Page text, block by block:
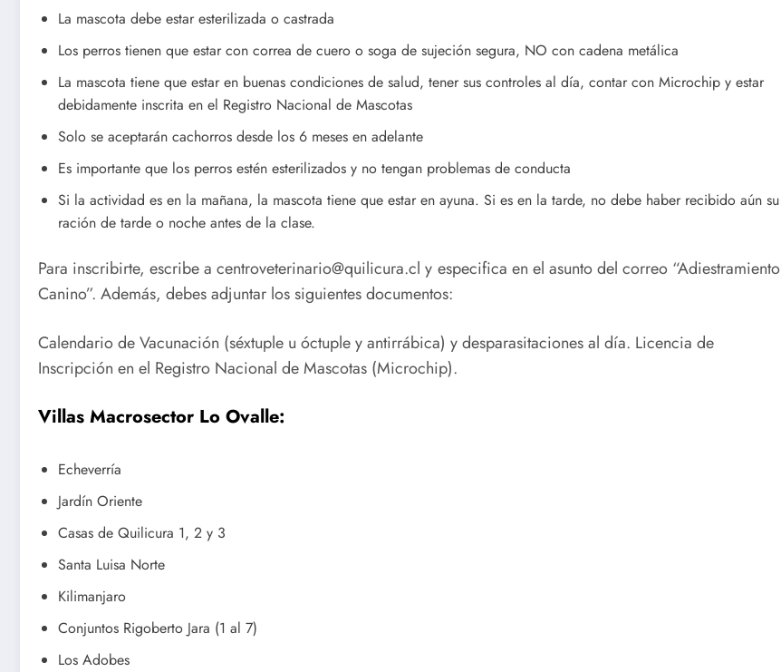
La mascota debe estar esterilizada o castrada
Los perros tienen que estar con correa de cuero o soga de sujeción segura, NO con cadena metálica
La mascota tiene que estar en buenas condiciones de salud, tener sus controles al día, contar con Microchip y estar
debidamente inscrita en el Registro Nacional de Mascotas
Solo se aceptarán cachorros desde los 6 meses en adelante
Es importante que los perros estén esterilizados y no tengan problemas de conducta
Si la actividad es en la mañana, la mascota tiene que estar en ayuna. Si es en la tarde, no debe haber recibido aún su
ración de tarde o noche antes de la clase.
Para inscribirte, escribe a centroveterinario@quilicura.cl y especifica en el asunto del correo “Adiestramiento
Canino”. Además, debes adjuntar los siguientes documentos:
Calendario de Vacunación (séxtuple u óctuple y antirrábica) y desparasitaciones al día. Licencia de
Inscripción en el Registro Nacional de Mascotas (Microchip).
Villas Macrosector Lo Ovalle:
Echeverría
Jardín Oriente
Casas de Quilicura 1, 2 y 3
Santa Luisa Norte
Kilimanjaro
Conjuntos Rigoberto Jara (1 al 7)
Los Adobes